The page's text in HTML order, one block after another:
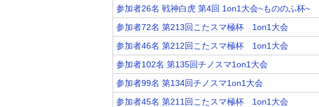
参加者26名 戦神白虎 第4回 1on1大会~もののふ杯~
参加者72名 第213回こたスマ極杯 1on1大会
参加者46名 第212回こたスマ極杯 1on1大会
参加者102名 第135回チノスマ1on1大会
参加者99名 第134回チノスマ1on1大会
参加者45名 第211回こたスマ極杯 1on1大会